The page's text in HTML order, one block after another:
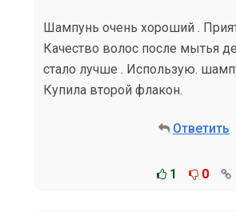
Шампунь очень хороший .
Качество волос после мытья
стало лучше . Использую.
Купила второй флакон.
Ответить
1 0